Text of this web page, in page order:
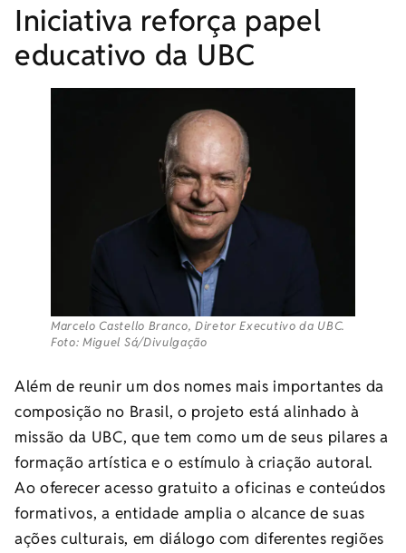
Iniciativa reforça papel
educativo da UBC
Marcelo Castello Branco, Diretor Executivo da UBC.
Foto: Miguel Sá/Divulgação
Além de reunir um dos nomes mais importantes da
composição no Brasil, o projeto está alinhado à
missão da UBC, que tem como um de seus pilares a
formação artística e o estímulo à criação autoral.
Ao oferecer acesso gratuito a oficinas e conteúdos
formativos, a entidade amplia o alcance de suas
ações culturais, em diálogo com diferentes regiões